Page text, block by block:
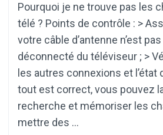
Pourquoi je ne trouve pas les
télé ? Points de contrôle : >
votre câble d’antenne n’est
déconnecté du téléviseur ; >
les autres connexions et l’état
tout est correct, vous pouvez
recherche et mémoriser les
mettre des …